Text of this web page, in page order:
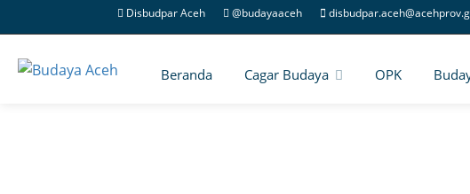
Disbudpar Aceh @budayaaceh
Beranda Cagar Budaya OPK